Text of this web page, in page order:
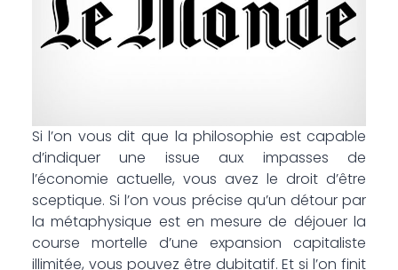
Si l’on vous dit que la philosophie est capable
d’indiquer une issue aux impasses de
l’économie actuelle, vous avez le droit d’être
sceptique. Si l’on vous précise qu’un détour par
la métaphysique est en mesure de déjouer la
course mortelle d’une expansion capitaliste
illimitée, vous pouvez être dubitatif. Et si l’on finit